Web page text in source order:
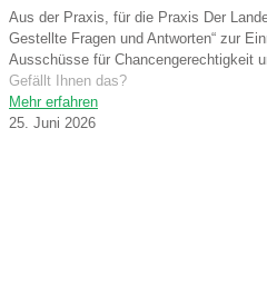
Aus der Praxis, für die Praxis Der
Gestellte Fragen und Antworten“ zur
Ausschüsse für Chancengerechtigkeit
Gefällt Ihnen das?
Mehr erfahren
25. Juni 2026